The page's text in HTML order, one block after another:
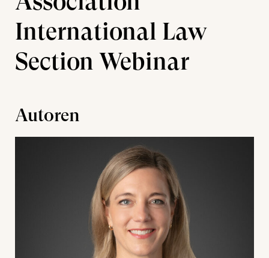
International Law
Section Webinar
Autoren